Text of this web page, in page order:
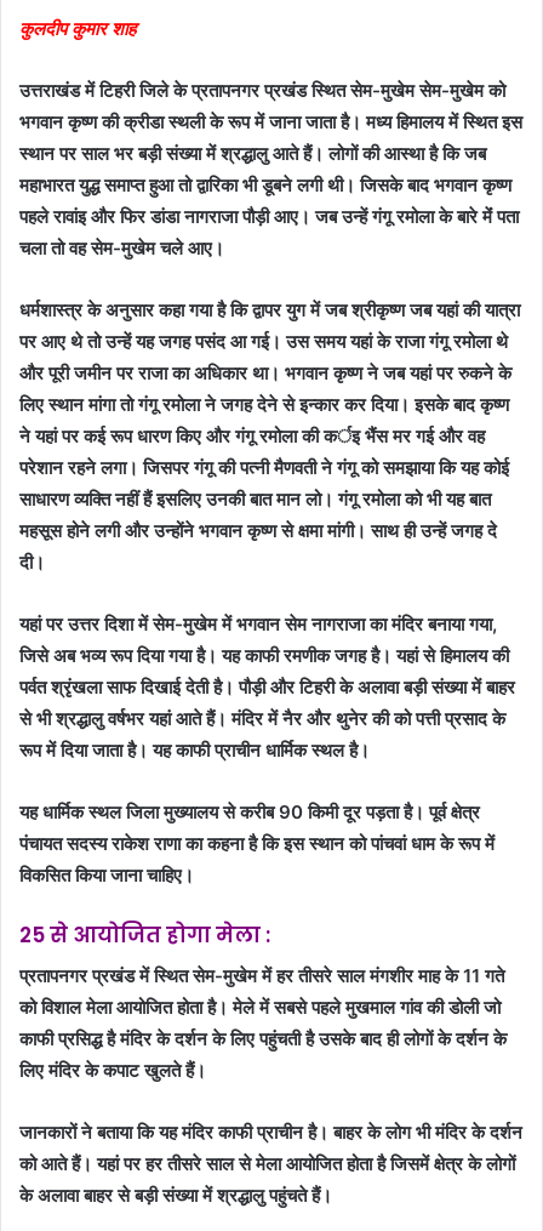
कुलदीप कुमार शाह
उत्तराखंड में टिहरी जिले के प्रतापनगर प्रखंड स्थित सेम-मुखेम सेम-मुखेम को
भगवान कृष्ण की क्रीडा स्थली के रूप में जाना जाता है। मध्य हिमालय में स्थित इस
स्थान पर साल भर बड़ी संख्या में श्रद्धालु आते हैं। लोगों की आस्था है कि जब
महाभारत युद्ध समाप्त हुआ तो द्वारिका भी डूबने लगी थी। जिसके बाद भगवान कृष्ण
पहले रावांइ और फिर डांडा नागराजा पौड़ी आए। जब उन्हें गंगू रमोला के बारे मेंं पता
चला तो वह सेम-मुखेम चले आए।
धर्मशास्त्र के अनुसार कहा गया है कि द्वापर युग में जब श्रीकृष्ण जब यहां की यात्रा
पर आए थे तो उन्हें यह जगह पसंद आ गई। उस समय यहां के राजा गंगू रमोला थे
और पूरी जमीन पर राजा का अधिकार था। भगवान कृष्ण ने जब यहां पर रुकने के
लिए स्थान मांगा तो गंगू रमोला ने जगह देने से इन्कार कर दिया। इसके बाद कृष्ण
ने यहां पर कई रूप धारण किए और गंगू रमोला की कर्इ भैंस मर गई और वह
परेशान रहने लगा। जिसपर गंगू की पत्नी मैणवती ने गंगू को समझाया कि यह कोई
साधारण व्यक्ति नहीं हैं इसलिए उनकी बात मान लो। गंगू रमोला को भी यह बात
महसूस होने लगी और उन्होंने भगवान कृष्ण से क्षमा मांगी। साथ ही उन्हें जगह दे
दी।
यहां पर उत्तर दिशा में सेम-मुखेम में भगवान सेम नागराजा का मंदिर बनाया गया,
जिसे अब भव्य रूप दिया गया है। यह काफी रमणीक जगह है। यहां से हिमालय की
पर्वत श्रृंखला साफ दिखाई देती है। पौड़ी और टिहरी के अलावा बड़ी संख्या में बाहर
से भी श्रद्धालु वर्षभर यहां आते हैं। मंदिर में नैर और थुनेर की को पत्ती प्रसाद के
रूप में दिया जाता है। यह काफी प्राचीन धार्मिक स्थल है।
यह धार्मिक स्थल जिला मुख्यालय से करीब 90 किमी दूर पड़ता है। पूर्व क्षेत्र
पंचायत सदस्य राकेश राणा का कहना है कि इस स्थान को पांचवां धाम के रूप में
विकसित किया जाना चाहिए।
25से आयोजित होगा मेला :
प्रतापनगर प्रखंड में स्थित सेम-मुखेम में हर तीसरे साल मंगशीर माह के 11 गते
को विशाल मेला आयोजित होता है। मेले में सबसे पहले मुखमाल गांव की डोली जो
काफी प्रसिद्ध है मंदिर के दर्शन के लिए पहुंचती है उसके बाद ही लोगों के दर्शन के
लिए मंदिर के कपाट खुलते हैं।
जानकारों ने बताया कि यह मंदिर काफी प्राचीन है। बाहर के लोग भी मंदिर के दर्शन
को आते हैं। यहां पर हर तीसरे साल से मेला आयोजित होता है जिसमें क्षेत्र के लोगों
के अलावा बाहर से बड़ी संख्या में श्रद्धालु पहुंचते हैं।